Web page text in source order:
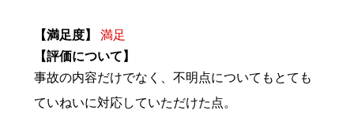
【満足度】
満足
【評価について】
事故の内容だけでなく、不明点についてもとても
ていねいに対応していただけた点。